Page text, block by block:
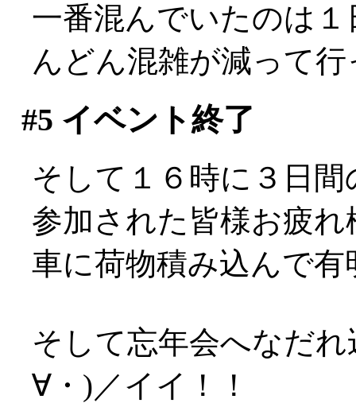
一番混んでいたのは
んどん混雑が減って
#5 イベント終了
そして１６時に３日
参加された皆様お疲
車に荷物積み込んで
そして忘年会へなだ
∀・)／イイ！！